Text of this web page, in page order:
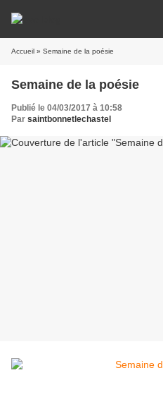
Accueil » Semaine de la poésie
Semaine de la poésie
Publié le 04/03/2017 à 10:58
Par saintbonnetlechastel